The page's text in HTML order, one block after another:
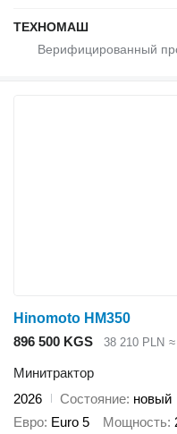
ТЕХНОМАШ
Hinomoto HM350
896 500 KGS
38 210 PLN
Минитрактор
2026
Состояние новый
Евро Euro 5 Мощность